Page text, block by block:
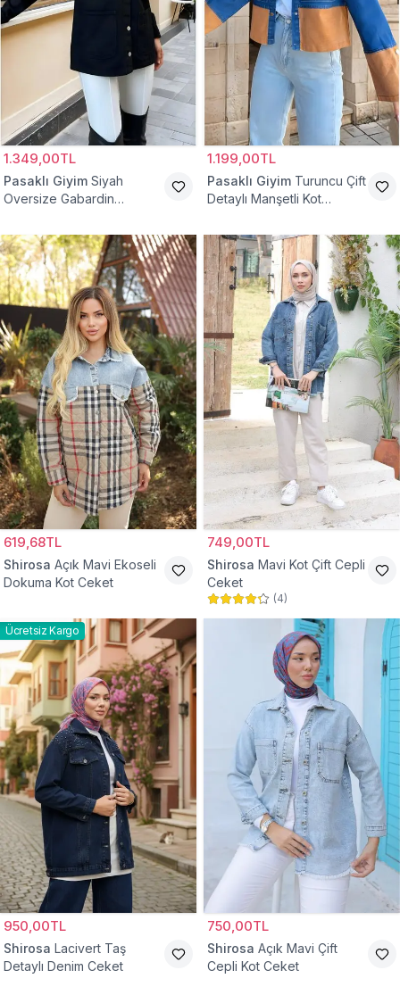
1.349,00TL
Pasaklı Giyim Siyah
Oversize Gabardin
1.199,00TL
Pasaklı Giyim Turuncu Çift
Detaylı Manşetli Kot
619,68TL
Shirosa Açık Mavi Ekoseli
Dokuma Kot Ceket
749,00TL
Shirosa Mavi Kot Çift Cepli
Ceket
(4)
Ücretsiz Kargo
950,00TL
Shirosa Lacivert Taş
Detaylı Denim Ceket
750,00TL
Shirosa Açık Mavi Çift
Cepli Kot Ceket